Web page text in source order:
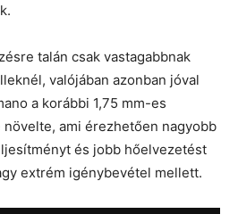
talán csak vastagabbnak
valójában azonban jóval
a korábbi 1,75 mm-es
ami érezhetően nagyobb
és jobb hőelvezetést
extrém igénybevétel mellett.